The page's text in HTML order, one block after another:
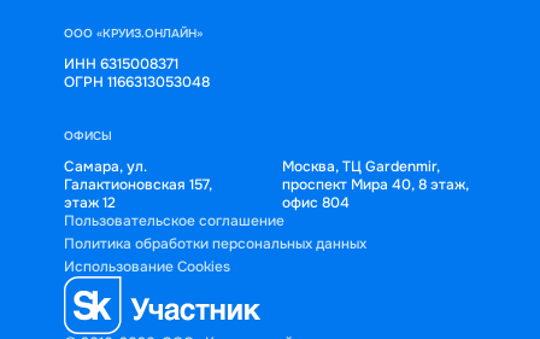
ООО «КРУИЗ.ОНЛАЙН»
ИНН 6315008371
ОГРН 1166313053048
ОФИСЫ
Самара, ул.
Галактионовская 157,
этаж 12
Москва, ТЦ Gardenmir,
проспект Мира 40, 8 этаж,
офис 804
Пользовательское соглашение
Политика обработки персональных данных
Использование Cookies